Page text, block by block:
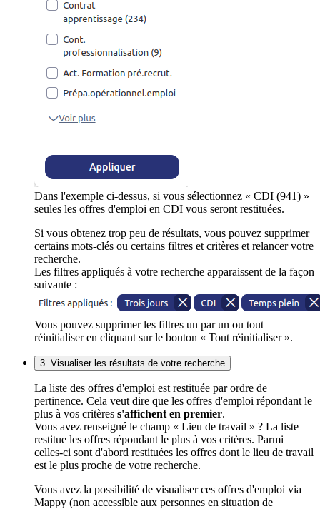
Dans l'exemple ci-dessus, si vous sélectionnez « CDI (941) »
seules les offres d'emploi en CDI vous seront restituées.
Si vous obtenez trop peu de résultats, vous pouvez supprimer
certains mots-clés ou certains filtres et critères et relancer votre
recherche.
Les filtres appliqués à votre recherche apparaissent de la façon
suivante :
Vous pouvez supprimer les filtres un par un ou tout
réinitialiser en cliquant sur le bouton « Tout réinitialiser ».
3. Visualiser les résultats de votre recherche
La liste des offres d'emploi est restituée par ordre de
pertinence. Cela veut dire que les offres d'emploi répondant le
plus à vos critères s'affichent en premier.
Vous avez renseigné le champ « Lieu de travail » ? La liste
restitue les offres répondant le plus à vos critères. Parmi
celles-ci sont d'abord restituées les offres dont le lieu de travail
est le plus proche de votre recherche.
Vous avez la possibilité de visualiser ces offres d'emploi via
Mappy (non accessible aux personnes en situation de